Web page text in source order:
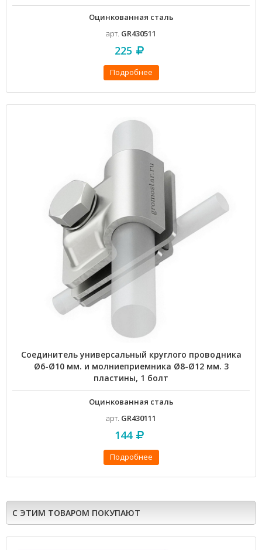
Оцинкованная сталь
арт. GR430511
225
Подробнее
Соединитель универсальный круглого проводника
Ø6-Ø10 мм. и молниеприемника Ø8-Ø12 мм. 3
пластины, 1 болт
Оцинкованная сталь
арт. GR430111
144
Подробнее
С ЭТИМ ТОВАРОМ ПОКУПАЮТ